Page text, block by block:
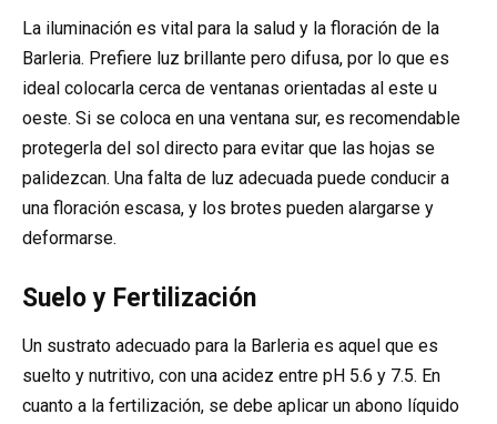
La iluminación es vital para la salud y la floración de la
Barleria. Prefiere luz brillante pero difusa, por lo que es
ideal colocarla cerca de ventanas orientadas al este u
oeste. Si se coloca en una ventana sur, es recomendable
protegerla del sol directo para evitar que las hojas se
palidezcan. Una falta de luz adecuada puede conducir a
una floración escasa, y los brotes pueden alargarse y
deformarse.
Suelo y Fertilización
Un sustrato adecuado para la Barleria es aquel que es
suelto y nutritivo, con una acidez entre pH 5.6 y 7.5. En
cuanto a la fertilización, se debe aplicar un abono líquido